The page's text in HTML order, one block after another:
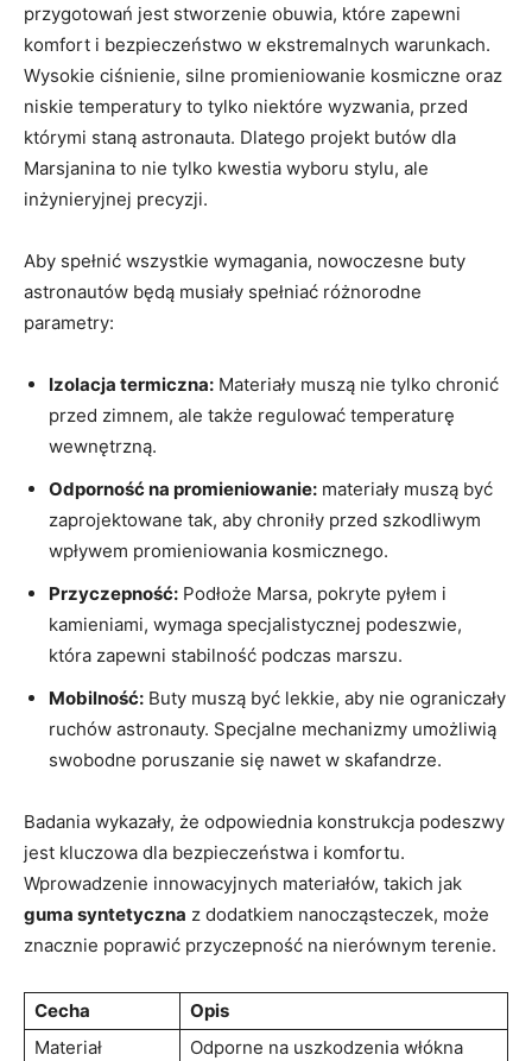
przygotowań jest stworzenie obuwia, które zapewni
komfort i bezpieczeństwo w ekstremalnych warunkach.
Wysokie ciśnienie, silne promieniowanie kosmiczne oraz
niskie temperatury to tylko niektóre wyzwania, przed
którymi staną astronauta. Dlatego projekt butów dla
Marsjanina to nie tylko kwestia wyboru stylu, ale
inżynieryjnej precyzji.
Aby spełnić wszystkie wymagania, nowoczesne buty
astronautów będą musiały spełniać różnorodne
parametry:
Izolacja termiczna: Materiały muszą nie tylko chronić
przed zimnem, ale także regulować temperaturę
wewnętrzną.
Odporność na promieniowanie: materiały muszą być
zaprojektowane tak, aby chroniły przed szkodliwym
wpływem promieniowania kosmicznego.
Przyczepność: Podłoże Marsa, pokryte pyłem i
kamieniami, wymaga specjalistycznej podeszwie,
która zapewni stabilność podczas marszu.
Mobilność: Buty muszą być lekkie, aby nie ograniczały
ruchów astronauty. Specjalne mechanizmy umożliwią
swobodne poruszanie się nawet w skafandrze.
Badania wykazały, że odpowiednia konstrukcja podeszwy
jest kluczowa dla bezpieczeństwa i komfortu.
Wprowadzenie innowacyjnych materiałów, takich jak
guma syntetyczna z dodatkiem nanocząsteczek, może
znacznie poprawić przyczepność na nierównym terenie.
Cecha
Opis
Materiał
Odporne na uszkodzenia włókna